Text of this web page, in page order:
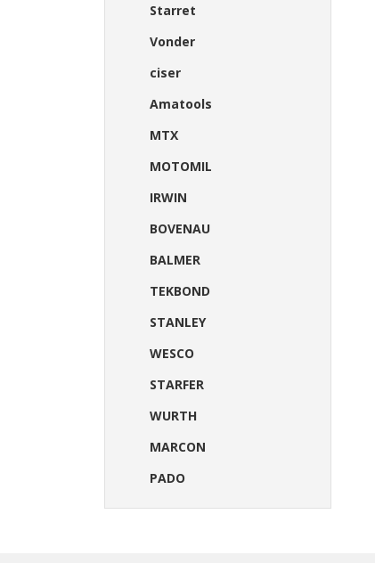
Starret
Vonder
ciser
Amatools
MTX
MOTOMIL
IRWIN
BOVENAU
BALMER
TEKBOND
STANLEY
WESCO
STARFER
WURTH
MARCON
PADO